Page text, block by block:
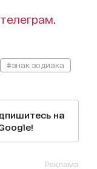
телеграм
#знак зодиака
на
Реклама